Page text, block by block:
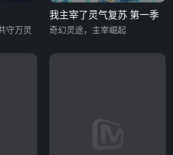
守万灵
我主宰了灵气复苏 第一季
奇幻灵途，主宰崛起